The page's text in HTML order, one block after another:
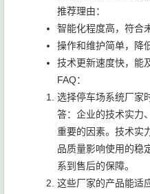
推荐理由：
智能化程度高，符合
操作和维护简单，降
技术更新速度快，能
FAQ：
选择停车场系统厂家
答：企业的技术实力
重要的因素。技术实
品质量影响使用的稳
系到售后的保障。
这些厂家的产品能适